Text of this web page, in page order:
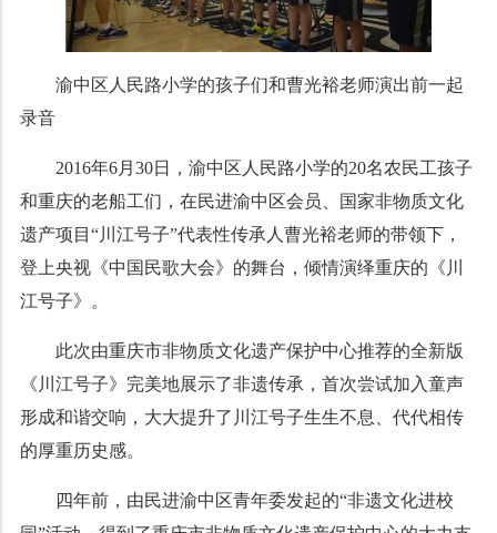
渝中区人民路小学的孩子们和曹光裕老师演出前一起
录音
2016年6月30日，渝中区人民路小学的20名农民工孩子
和重庆的老船工们，在民进渝中区会员、国家非物质文化
遗产项目“川江号子”代表性传承人曹光裕老师的带领下，
登上央视《中国民歌大会》的舞台，倾情演绎重庆的《川
江号子》。
此次由重庆市非物质文化遗产保护中心推荐的全新版
《川江号子》完美地展示了非遗传承，首次尝试加入童声
形成和谐交响，大大提升了川江号子生生不息、代代相传
的厚重历史感。
四年前，由民进渝中区青年委发起的“非遗文化进校